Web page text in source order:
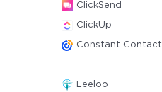
ClickSend
ClickUp
Constant Contact
Leeloo